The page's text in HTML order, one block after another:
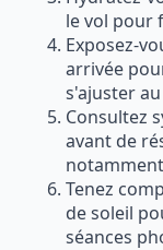
le vol pour
Exposez-
arrivée
s'ajuster
Consultez
avant de
Tenez
de soleil
séances